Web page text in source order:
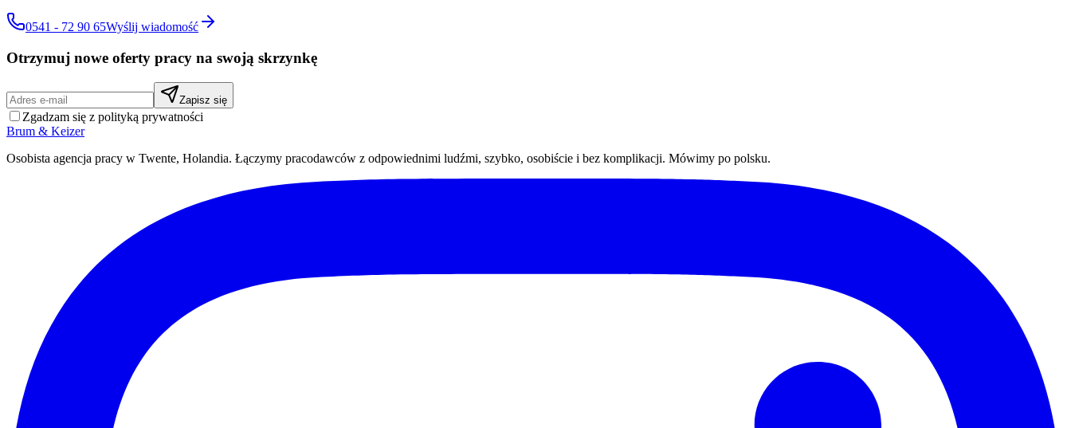
0541 - 72 90 65Wyślij wiadomość
Otrzymuj nowe oferty pracy na swoją skrzynkę
Zapisz się
Zgadzam się z polityką prywatności
Brum & Keizer
Osobista agencja pracy w Twente, Holandia. Łączymy pracodawców z odpowiednimi ludźmi, szybko, osobiście i bez komplikacji. Mówimy po polsku.